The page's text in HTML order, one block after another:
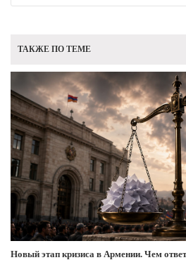
ТАКЖЕ ПО ТЕМЕ
Новый этап кризиса в Армении. Чем